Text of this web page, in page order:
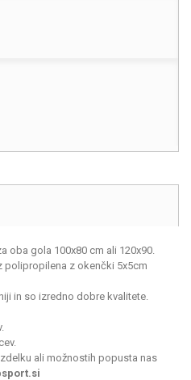
oba gola 100x80 cm ali 120x90.
polipropilena z okenčki 5x5cm
in so izredno dobre kvalitete.
ali možnostih popusta nas